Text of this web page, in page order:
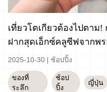
เที่ยวโตเกียวต้องไปตาม!
ฝากสุดเอ็กซ์คลูซีฟจากพร
2025-10-30 | ช้อปปิ้ง
ของที่
ระลึก
ช้อป
ปิ้ง
ญี่ปุ่น